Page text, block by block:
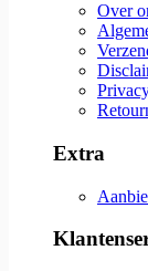
Over
Extra